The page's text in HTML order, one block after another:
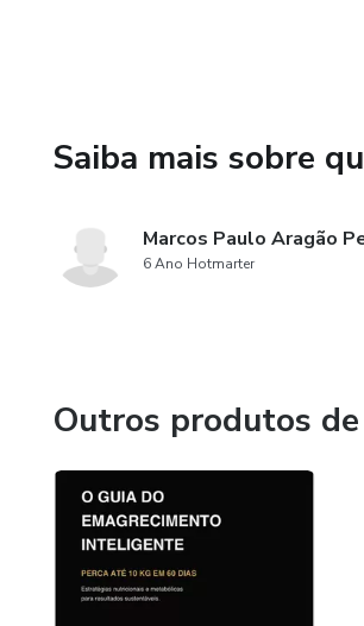
Saiba mais sobre
Marcos Paulo Aragão
6 Ano Hotmarter
Outros produtos